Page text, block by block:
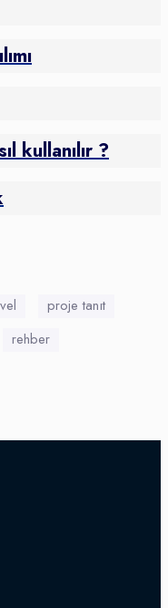
kullanılır ?
proje tanıt
rehber